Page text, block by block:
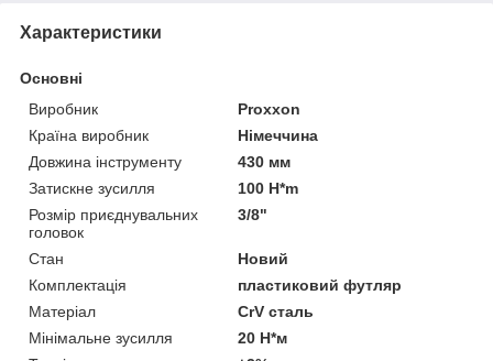
Характеристики
Основні
Виробник
Proxxon
Країна виробник
Німеччина
Довжина інструменту
430 мм
Затискне зусилля
100 H*m
Розмір приєднувальних
головок
3/8"
Стан
Новий
Комплектація
пластиковий футляр
Матеріал
CrV сталь
Мінімальне зусилля
20 Н*м